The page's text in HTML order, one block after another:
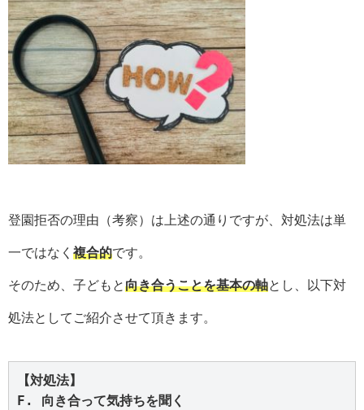
登園拒否の理由（考察）は上述の通りですが、対処法は単
一ではなく 複合的です。
そのため、子どもと向き合うことを基本の軸とし、以下対
処法としてご紹介させて頂きます。
【対処法】
F. 向き合って気持ちを聞く